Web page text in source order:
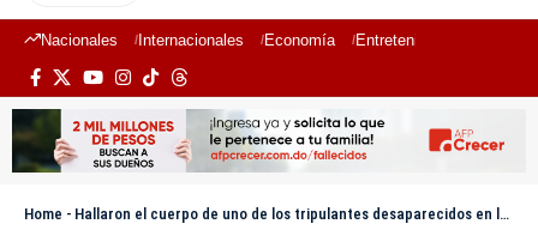
Nacionales Internacionales Economía Entretenimiento
Home - Hallaron el cuerpo de uno de los tripulantes desaparecidos en las Islas Marianas del Norte